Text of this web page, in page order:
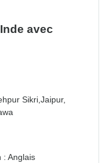
avec
Sikri,Jaipur,
: Anglais